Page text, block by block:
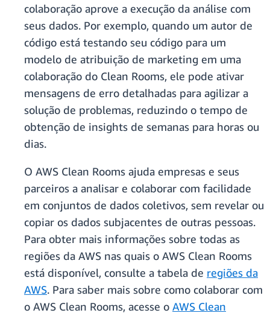
colaboração aprove a execução da análise com
seus dados. Por exemplo, quando um autor de
código está testando seu código para um
modelo de atribuição de marketing em uma
colaboração do Clean Rooms, ele pode ativar
mensagens de erro detalhadas para agilizar a
solução de problemas, reduzindo o tempo de
obtenção de insights de semanas para horas ou
dias.
O AWS Clean Rooms ajuda empresas e seus
parceiros a analisar e colaborar com facilidade
em conjuntos de dados coletivos, sem revelar ou
copiar os dados subjacentes de outras pessoas.
Para obter mais informações sobre todas as
regiões da AWS nas quais o AWS Clean Rooms
está disponível, consulte a tabela de regiões da
AWS. Para saber mais sobre como colaborar com
o AWS Clean Rooms, acesse o AWS Clean